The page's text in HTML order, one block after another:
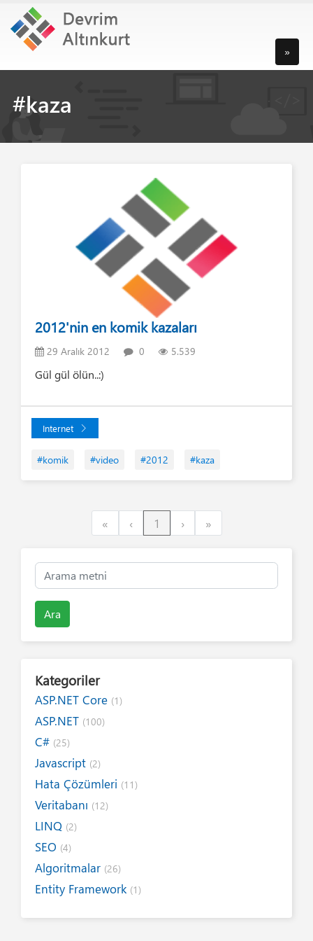
»
#kaza
2012'nin en komik kazaları
29 Aralık 2012 0 5.539
Gül gül ölün..:)
Internet
#komik #video #2012 #kaza
«First ‹Previous
1 ›Next»Last
Ara
Kategoriler
ASP.NET Core (1)
ASP.NET (100)
C# (25)
Javascript (2)
Hata Çözümleri (11)
Veritabanı (12)
LINQ (2)
SEO (4)
Algoritmalar (26)
Entity Framework (1)